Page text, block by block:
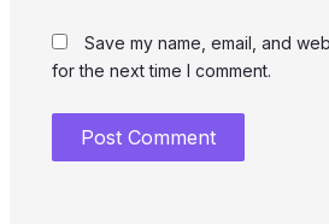
Save my name, email, and
for the next time I comment.